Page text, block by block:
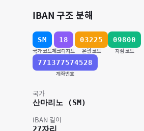
IBAN 구조 분해
SM
국가 코드
18
체크디지트
03225
은행 코드
09800
지점 코드
771377574528
계좌번호
국가
산마리노 (SM)
IBAN 길이
27자리